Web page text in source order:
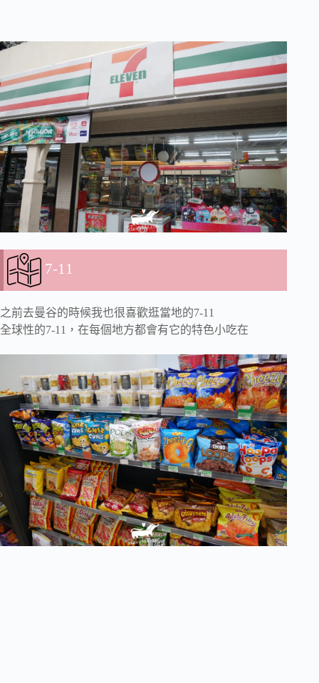
7-11
之前去曼谷的時候我也很喜歡逛當地的7-11
全球性的7-11，在每個地方都會有它的特色小吃在